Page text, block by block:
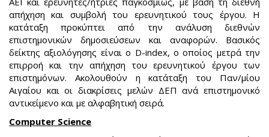
απήχηση και συμβολή του ερευνητικού τους έργου. Η
κατάταξη προκύπτει από την ανάλυση διεθνών
επιστημονικών δημοσιεύσεων και αναφορών. Βασικός
δείκτης αξιολόγησης είναι ο D-index, ο οποίος μετρά την
επιρροή και την απήχηση του ερευνητικού έργου των
επιστημόνων. Ακολουθούν η κατάταξη του Παν/μίου
Αιγαίου και οι διακρίσεις μελών ΔΕΠ ανά επιστημονικό
αντικείμενο και με αλφαβητική σειρά.
Computer Science